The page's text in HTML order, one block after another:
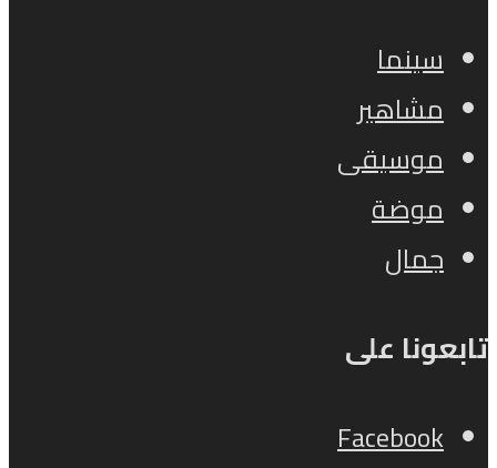
سينما
مشاهير
موسيقى
موضة
جمال
تابعونا على
Facebook